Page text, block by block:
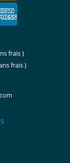
frais )
frais )